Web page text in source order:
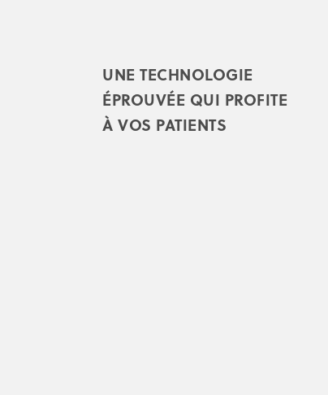
UNE TECHNOLOGIE
ÉPROUVÉE QUI PROFITE
À VOS PATIENTS